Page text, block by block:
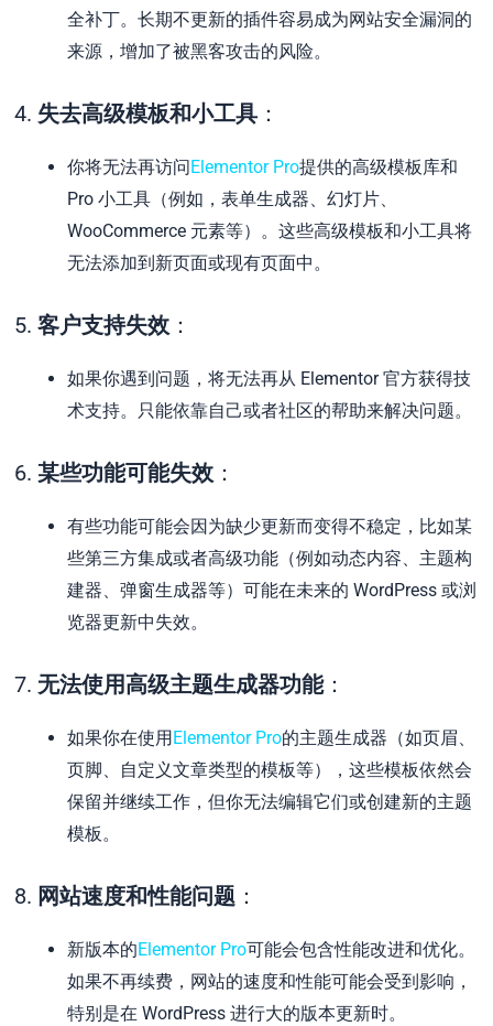
全补丁。长期不更新的插件容易成为网站安全漏洞的
来源，增加了被黑客攻击的风险。
4. 失去高级模板和小工具 ：
你将无法再访问 Elementor Pro提供的高级模板库和
Pro 小工具（例如，表单生成器、幻灯片、
WooCommerce 元素等）。这些高级模板和小工具将
无法添加到新页面或现有页面中。
5.客户支持失效 ：
如果你遇到问题，将无法再从 Elementor 官方获得技
术支持。只能依靠自己或者社区的帮助来解决问题。
6. 某些功能可能失效 ：
有些功能可能会因为缺少更新而变得不稳定，比如某
些第三方集成或者高级功能（例如动态内容、主题构
建器、弹窗生成器等）可能在未来的 WordPress 或浏
览器更新中失效。
7. 无法使用高级主题生成器功能：
如果你在使用 Elementor Pro的主题生成器（如页眉、
页脚、自定义文章类型的模板等），这些模板依然会
保留并继续工作，但你无法编辑它们或创建新的主题
模板。
8. 网站速度和性能问题 ：
新版本的Elementor Pro可能会包含性能改进和优化。
如果不再续费，网站的速度和性能可能会受到影响，
特别是在 WordPress 进行大的版本更新时。